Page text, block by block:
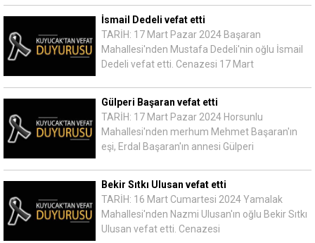
İsmail Dedeli vefat etti
TARİH: 17 Mart Pazar 2024 Başaran
Mahallesi'nden Mustafa Dedeli'nin oğlu İsmail
Dedeli vefat etti. Cenazesi 17 Mart
Gülperi Başaran vefat etti
TARİH: 17 Mart Pazar 2024 Horsunlu
Mahallesi'nden merhum Mehmet Başaran'ın
eşi, Erdal Başaran'ın annesi Gülperi
Bekir Sıtkı Ulusan vefat etti
TARİH: 16 Mart Cumartesi 2024 Yamalak
Mahallesi'nden Nazmi Ulusan'ın oğlu Bekir Sıtkı
Ulusan vefat etti. Cenazesi